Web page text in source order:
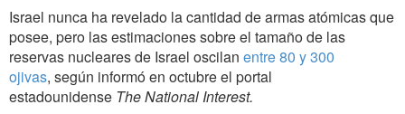
Israel nunca ha revelado la cantidad de armas atómicas que
posee, pero las estimaciones sobre el tamaño de las
reservas nucleares de Israel oscilan entre 80 y 300
ojivas, según informó en octubre el portal
estadounidense The National Interest.